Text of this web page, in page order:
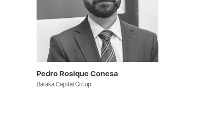
Pedro Rosique Conesa
Baraka Capital Group